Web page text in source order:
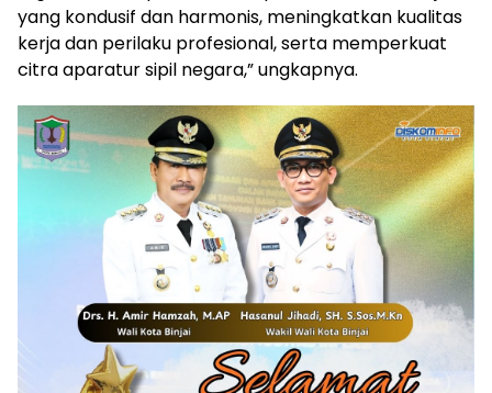
yang kondusif dan harmonis, meningkatkan kualitas
kerja dan perilaku profesional, serta memperkuat
citra aparatur sipil negara,” ungkapnya.